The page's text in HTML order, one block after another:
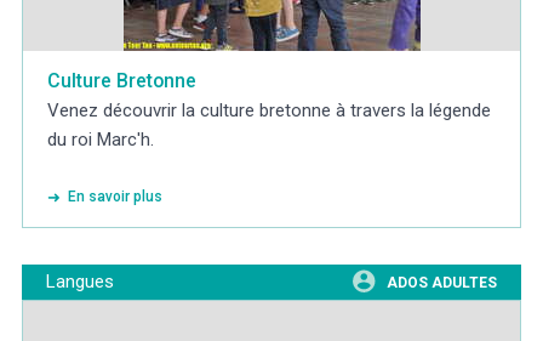
Culture Bretonne
Venez découvrir la culture bretonne à travers la légende
du roi Marc'h.
En savoir plus
Langues ADOS ADULTES